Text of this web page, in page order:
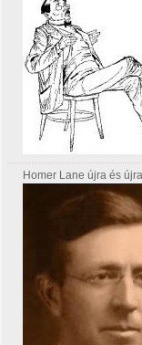
Homer Lane újra és újra